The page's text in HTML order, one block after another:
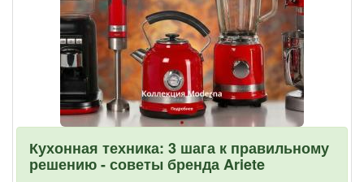
Кухонная техника: 3 шага к правильному
решению - советы бренда Ariete